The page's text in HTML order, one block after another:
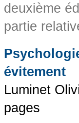
deuxième
partie
évitement
Luminet
pages